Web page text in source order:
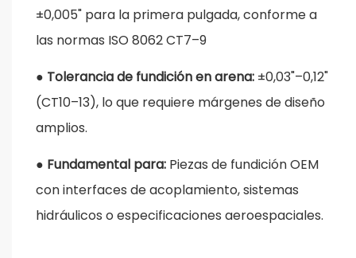
±0,005" para la primera pulgada, conforme a
las normas ISO 8062 CT7–9
● Tolerancia de fundición en arena: ±0,03"–0,12"
(CT10–13), lo que requiere márgenes de diseño
amplios.
● Fundamental para: Piezas de fundición OEM
con interfaces de acoplamiento, sistemas
hidráulicos o especificaciones aeroespaciales.